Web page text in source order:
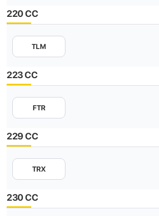
220 CC
TLM
223 CC
FTR
229 CC
TRX
230 CC